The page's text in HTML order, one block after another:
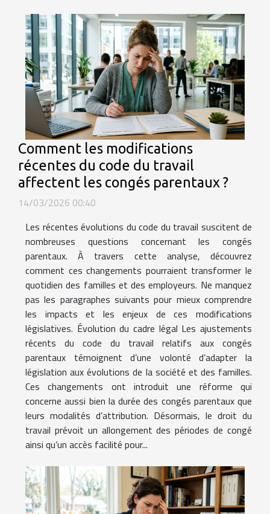
Comment les modifications
récentes du code du travail
affectent les congés parentaux ?
14/03/2026 00:40
Les récentes évolutions du code du travail suscitent de
nombreuses questions concernant les congés
parentaux. À travers cette analyse, découvrez
comment ces changements pourraient transformer le
quotidien des familles et des employeurs. Ne manquez
pas les paragraphes suivants pour mieux comprendre
les impacts et les enjeux de ces modifications
législatives. Évolution du cadre légal Les ajustements
récents du code du travail relatifs aux congés
parentaux témoignent d’une volonté d’adapter la
législation aux évolutions de la société et des familles.
Ces changements ont introduit une réforme qui
concerne aussi bien la durée des congés parentaux que
leurs modalités d’attribution. Désormais, le droit du
travail prévoit un allongement des périodes de congé
ainsi qu’un accès facilité pour...